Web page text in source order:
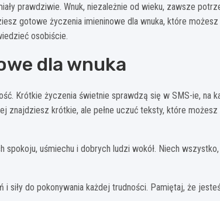
prawdziwie. Wnuk, niezależnie od wieku, zawsze
gotowe życzenia imieninowe dla wnuka, które
osobiście.
dla wnuka
Krótkie życzenia świetnie sprawdzą się w SMS-ie, na
znajdziesz krótkie, ale pełne uczuć teksty, które możesz
spokoju, uśmiechu i dobrych ludzi wokół. Niech
i siły do pokonywania każdej trudności. Pamiętaj, że